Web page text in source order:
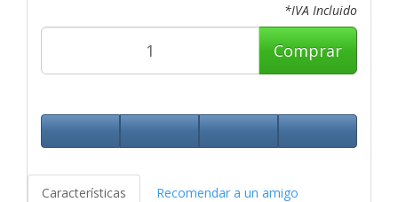
*IVA Incluido
Comprar
Características Recomendar a un amigo